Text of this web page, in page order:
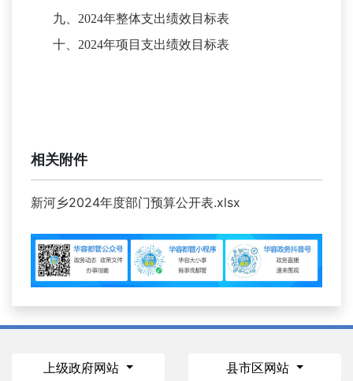
九、 2024年整体支出绩效目标表
十、 2024年项目支出绩效目标表
相关附件
新河乡2024年度部门预算公开表.xlsx
上级政府网站 县市区网站